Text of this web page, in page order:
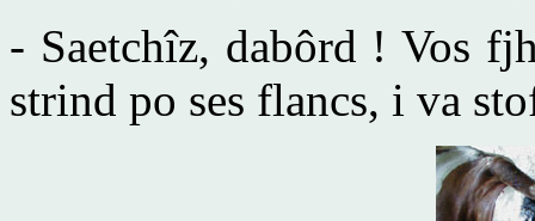
- Saetchîz, dabôrd ! Vos
strind po ses flancs, i va